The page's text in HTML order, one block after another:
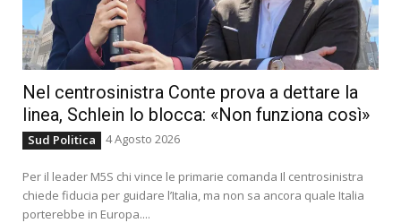
Nel centrosinistra Conte prova a dettare la
linea, Schlein lo blocca: «Non funziona così»
Sud Politica 4 Agosto 2026
Per il leader M5S chi vince le primarie comanda Il centrosinistra
chiede fiducia per guidare l’Italia, ma non sa ancora quale Italia
porterebbe in Europa....